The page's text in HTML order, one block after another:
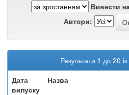
Вивести
Автори:
Результати 1 до 20 із
Дата
випуску
Назва